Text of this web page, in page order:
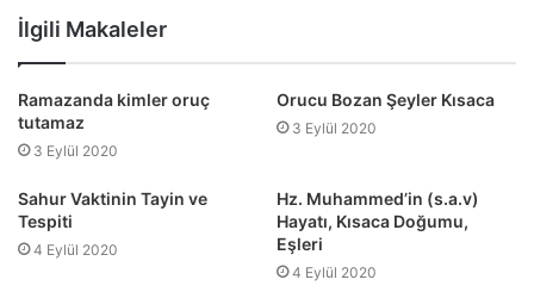
İlgili Makaleler
Ramazanda kimler oruç
tutamaz
3 Eylül 2020
Orucu Bozan Şeyler Kısaca
3 Eylül 2020
Sahur Vaktinin Tayin ve
Tespiti
4 Eylül 2020
Hz. Muhammed’in (s.a.v)
Hayatı, Kısaca Doğumu,
Eşleri
4 Eylül 2020